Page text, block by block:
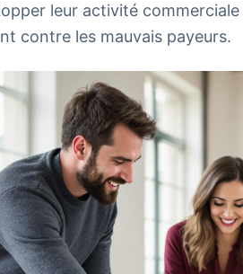
leur activité
contre les mauvais payeurs.